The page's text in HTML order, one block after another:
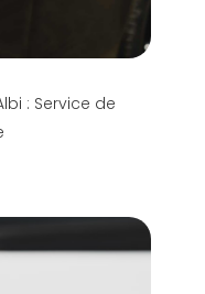
: Service de